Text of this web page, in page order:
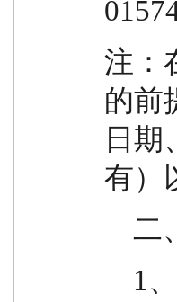
注：
的前
日期
有）